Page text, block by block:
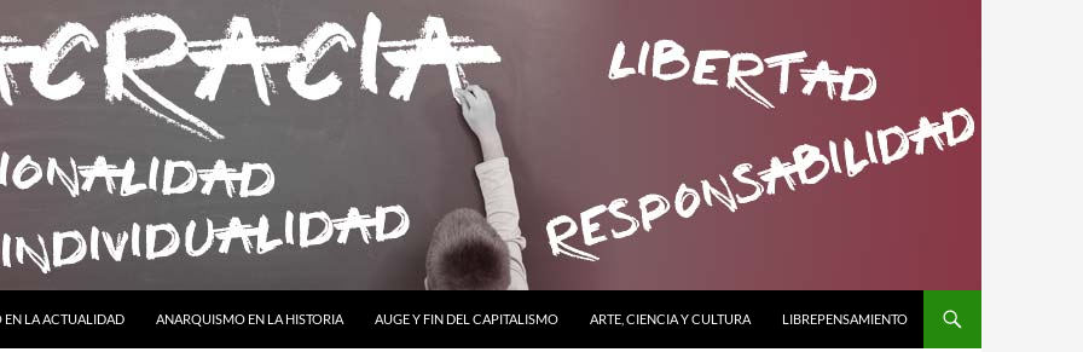
LA ACTUALIDAD
ANARQUISMO EN LA HISTORIA AUGE Y FIN DEL CAPITALISMO ARTE, CIENCIA Y CULTURA LIBREPENSAMIENTO